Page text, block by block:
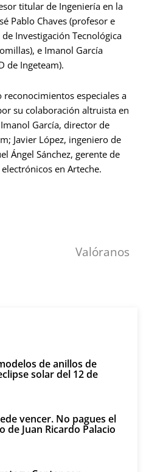
titular de Ingeniería en la
Pablo Chaves (profesor e
Investigación Tecnológica
e Imanol García
de Ingeteam).
especiales a
su colaboración altruista en
García, director de
Javier López, ingeniero de
Ángel Sánchez, gerente de
en Arteche.
Valóranos
de anillos de
solar del 12 de
vencer. No pagues el
de Juan Ricardo Palacio